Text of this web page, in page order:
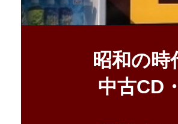
昭和の
中古CD